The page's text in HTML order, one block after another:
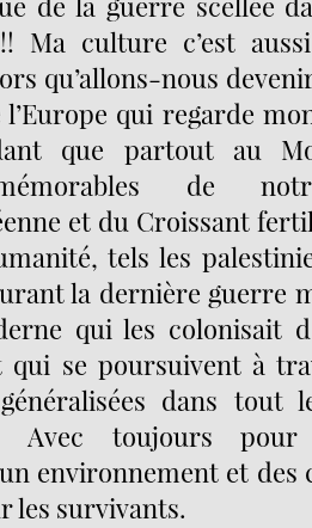
Ma culture c’est
qu’allons-nous
qui regarde
que partout au
de
et du Croissant
tels les
la dernière guerre
qui les colonisait
se poursuivent à
dans tout
Avec toujours
environnement et des
les survivants.